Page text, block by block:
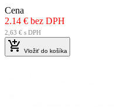
Cena
2.14 € bez DPH
2,63 € s DPH
 Vložiť do košíka